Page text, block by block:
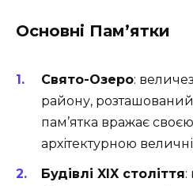
Основні Пам’ятки
Свято-Озеро:
району,
пам’ятка вражає
архітектурною
Будівлі XIX століття: